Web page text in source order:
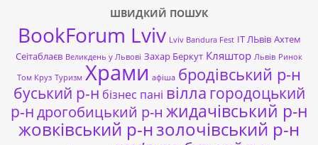
ШВИДКИЙ ПОШУК
BookForum Lviv Lviv Bandura Fest ІТ ЛЬвів Ахтем
Сеітаблаєв Великдень у Львові Захар Беркут Кляштор Львів Ринок
Том Круз Туризм Храми афіша бродівський р-н
буський р-н бізнес пані вілла городоцький
р-ндрогобицький р-н жидачівський р-н
жовківський р-нзолочівський р-н